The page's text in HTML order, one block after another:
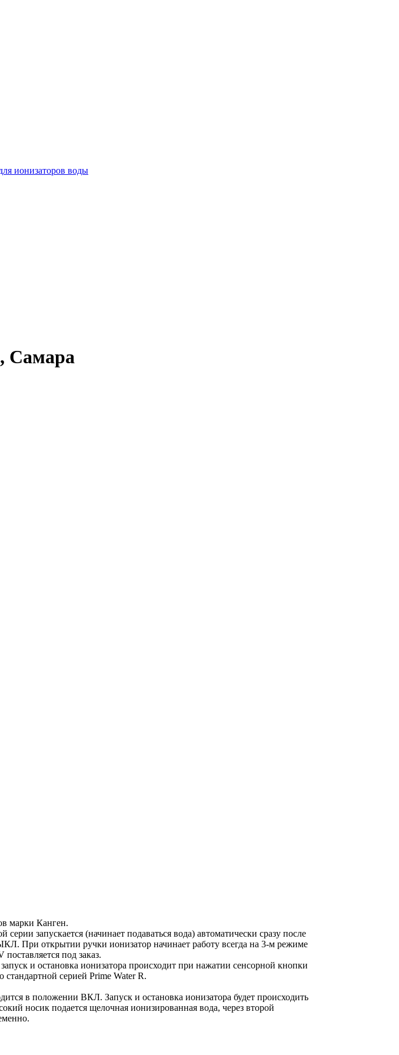
Самара
марки Канген.
запускается (начинает подаваться вода) автоматически сразу после
При открытии ручки ионизатор начинает работу всегда на 3-м режиме
под заказ.
и остановка ионизатора происходит при нажатии сенсорной кнопки
стандартной серией Prime Water R.
в положении ВКЛ. Запуск и остановка ионизатора будет происходить
носик подается щелочная ионизированная вода, через второй